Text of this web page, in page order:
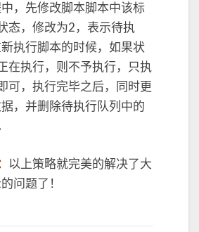
，先修改脚本脚本中该标
态，修改为2，表示待执
执行脚本的时候，如果状
在执行，则不予执行，只执
可，执行完毕之后，同时更
，并删除待执行队列中的
以上策略就完美的解决了大
问题了！